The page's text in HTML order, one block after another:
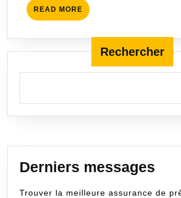
READ MORE READ
MORE
Rechercher
Derniers messages
Trouver la meilleure assurance de